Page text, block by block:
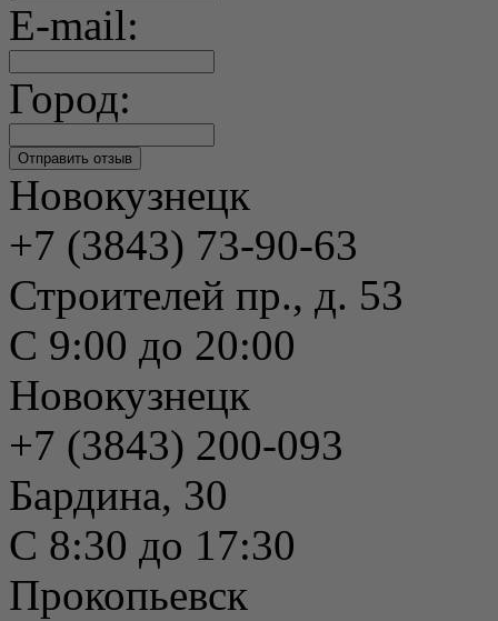
E-mail:
Город:
Новокузнецк
+7 (3843) 73-90-63
Строителей пр., д. 53
С 9:00 до 20:00
Новокузнецк
+7 (3843) 200-093
Бардина, 30
С 8:30 до 17:30
Прокопьевск